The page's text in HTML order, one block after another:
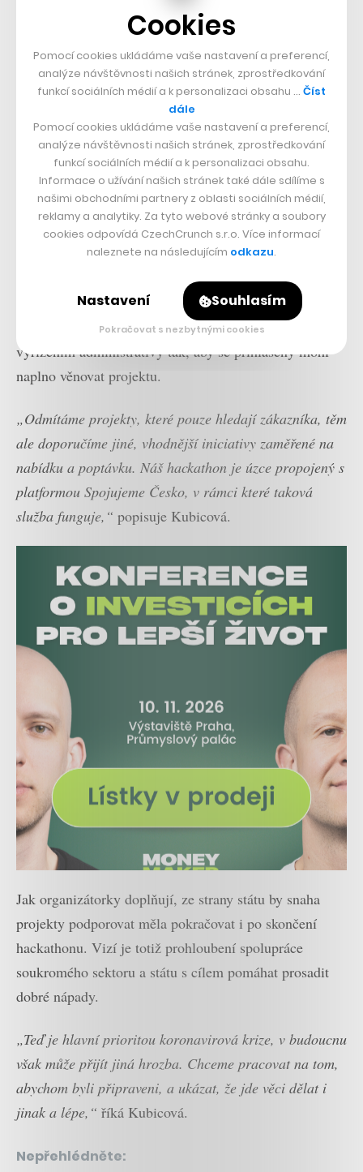
porota složená z expertů, akademické sféry či státní
správy s přímým napojením na ústřední krizový štáb
mapující priority a potřeby státu.
Přečtěte si také
Jsme v nich vážně dobří.
Česko se může stát v
nanotechnologiích světovou
velmocí, říká nanoexpert Jiří
Kůs
Projekty, které v rámci hackathonu dostanu zelenou, se
následně spojí se zástupci týmu Spojujeme Česko a
pomohou jim zajistit například výpočetní kapacity,
poradenství, finanční podporu nebo propojení se
zástupci dalších firem i státu. Zároveň pomůžou s
vyřízením administrativy tak, aby se přihlášený mohl
naplno věnovat projektu.
„Odmítáme projekty, které pouze hledají zákazníka, těm
ale doporučíme jiné, vhodnější iniciativy zaměřené na
nabídku a poptávku. Náš hackathon je úzce propojený s
platformou Spojujeme Česko, v rámci které taková
služba funguje,“ popisuje Kubicová.
Jak organizátorky doplňují, ze strany státu by snaha
projekty podporovat měla pokračovat i po skončení
hackathonu. Vizí je totiž prohloubení spolupráce
soukromého sektoru a státu s cílem pomáhat prosadit
dobré nápady.
„Teď je hlavní prioritou koronavirová krize, v budoucnu
však může přijít jiná hrozba. Chceme pracovat na tom,
abychom byli připraveni, a ukázat, že jde věci dělat i
jinak a lépe,“ říká Kubicová.
Nepřehlédněte:
Cookies
Pomocí cookies ukládáme vaše nastavení a preferencí,
analýze návštěvnosti našich stránek, zprostředkování
funkcí sociálních médií a k personalizaci obsahu … Číst
dále
Pomocí cookies ukládáme vaše nastavení a preferencí,
analýze návštěvnosti našich stránek, zprostředkování
funkcí sociálních médií a k personalizaci obsahu.
Informace o užívání našich stránek také dále sdílíme s
našimi obchodními partnery z oblasti sociálních médií,
reklamy a analytiky. Za tyto webové stránky a soubory
cookies odpovídá CzechCrunch s.r.o. Více informací
naleznete na následujícím odkazu.
Nastavení Souhlasím
Pokračovat s nezbytnými cookies